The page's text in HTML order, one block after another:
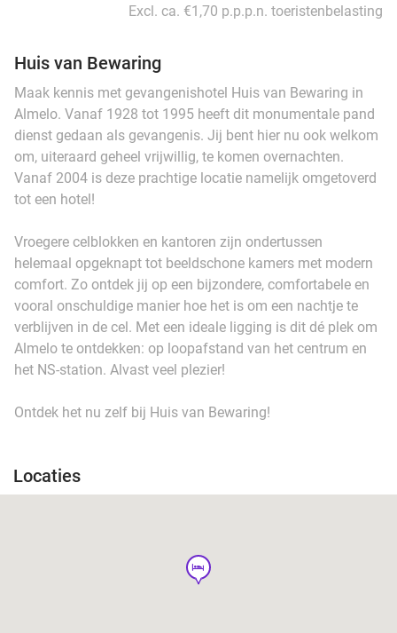
Excl. ca. €1,70 p.p.p.n. toeristenbelasting
Huis van Bewaring
Maak kennis met gevangenishotel Huis van Bewaring in
Almelo. Vanaf 1928 tot 1995 heeft dit monumentale pand
dienst gedaan als gevangenis. Jij bent hier nu ook welkom
om, uiteraard geheel vrijwillig, te komen overnachten.
Vanaf 2004 is deze prachtige locatie namelijk omgetoverd
tot een hotel!
Vroegere celblokken en kantoren zijn ondertussen
helemaal opgeknapt tot beeldschone kamers met modern
comfort. Zo ontdek jij op een bijzondere, comfortabele en
vooral onschuldige manier hoe het is om een nachtje te
verblijven in de cel. Met een ideale ligging is dit dé plek om
Almelo te ontdekken: op loopafstand van het centrum en
het NS-station. Alvast veel plezier!
Ontdek het nu zelf bij Huis van Bewaring!
Locaties
hotel